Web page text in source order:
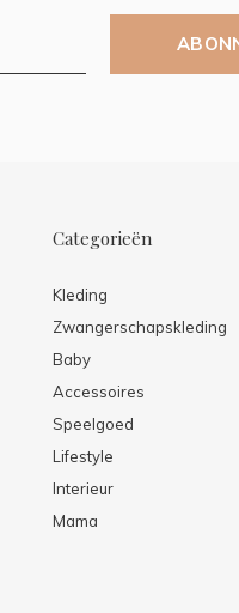
Categorieën
Kleding
Zwangerschapskleding
Baby
Accessoires
Speelgoed
Lifestyle
Interieur
Mama